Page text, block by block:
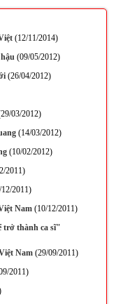
(12/11/2014)
(09/05/2012)
(26/04/2012)
03/2012)
(14/03/2012)
(10/02/2012)
2011)
2011)
Nam(10/12/2011)
trở thành ca sĩ"
Nam(29/09/2011)
2011)